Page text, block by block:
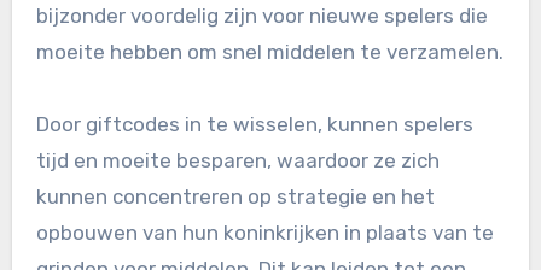
bijzonder voordelig zijn voor nieuwe spelers die
moeite hebben om snel middelen te verzamelen.
Door giftcodes in te wisselen, kunnen spelers
tijd en moeite besparen, waardoor ze zich
kunnen concentreren op strategie en het
opbouwen van hun koninkrijken in plaats van te